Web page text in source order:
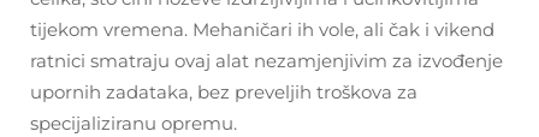
tijekom vremena. Mehaničari ih vole, ali čak i vikend
ratnici smatraju ovaj alat nezamjenjivim za izvođenje
upornih zadataka, bez preveljih troškova za
specijaliziranu opremu.